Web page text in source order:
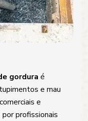
gordura é
e mau
e
profissionais